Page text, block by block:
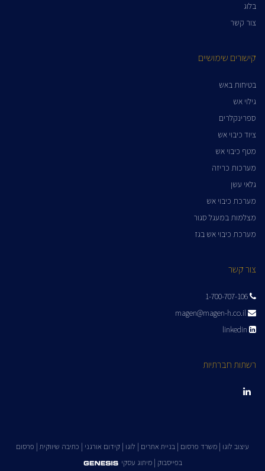
בלוג
צור קשר
קישורים שימושיים
בטיחות באש
גילוי אש
ספרינקלרים
ציוד כיבוי אש
מטף כיבוי אש
מערכות כריזה
גלאי עשן
מערכת כיבוי אש
מצלמות במעגל סגור
מערכת כיבוי אש בגז
צור קשר
רשתות חברתיות
עיצוב לוגו | משרד פרסום | בניית אתרים | לוגו | קידום אורגני | כתיבה שיווקית | פרסום
בפייסבוק | מיתוג עסקי